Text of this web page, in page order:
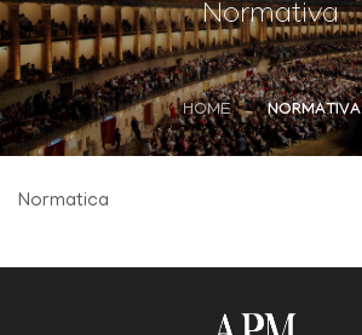
Normativa
HOME NORMATIVA
Normatica